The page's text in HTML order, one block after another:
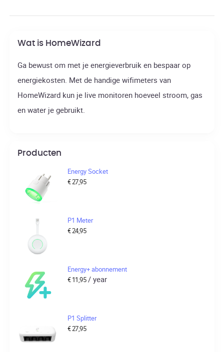
Wat is HomeWizard
Ga bewust om met je energieverbruik en bespaar op
energiekosten. Met de handige wifimeters van
HomeWizard kun je live monitoren hoeveel stroom, gas
en water je gebruikt.
Producten
Energy Socket
€27,95
P1 Meter
€24,95
Energy+ abonnement
€11,95 / year
P1 Splitter
€27,95